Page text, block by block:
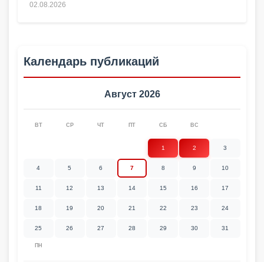
02.08.2026
Календарь публикаций
Август 2026
ПН
ВТ СР ЧТ ПТ СБ ВС
1 2 3
4 5 6 7 8 9 10
11 12 13 14 15 16 17
18 19 20 21 22 23 24
25 26 27 28 29 30 31